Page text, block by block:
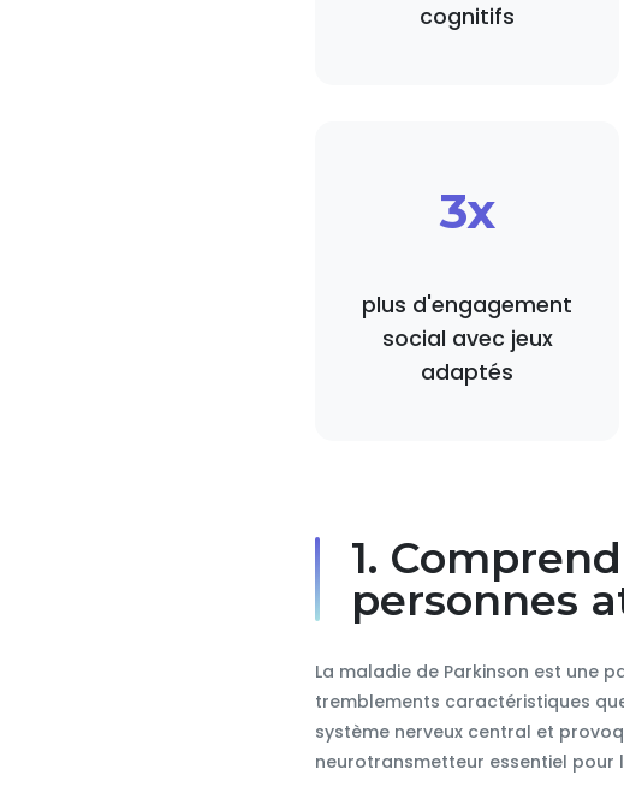
cognitifs
3x
plus d'engagement
social avec jeux
adaptés
1.
personnes
La maladie de Parkinson est une
tremblements caractéristiques
système nerveux central et
neurotransmetteur essentiel pour